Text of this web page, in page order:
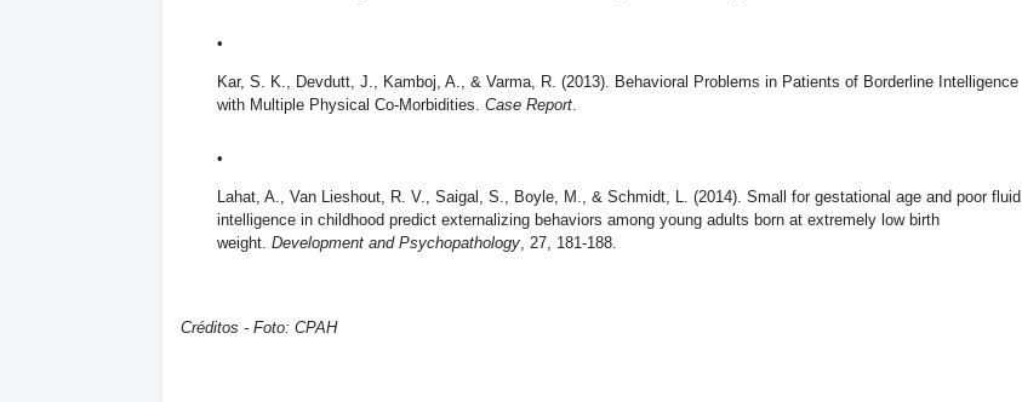
Kar, S. K., Devdutt, J., Kamboj, A., & Varma, R. (2013). Behavioral Problems in Patients of Borderline Intelligence
with Multiple Physical Co-Morbidities. Case Report
Lahat, A., Van Lieshout, R. V., Saigal, S., Boyle, M., & Schmidt, L. (2014). Small for gestational age and poor fluid
intelligence in childhood predict externalizing behaviors among young adults born at extremely low birth
weight. Development and Psychopathology , 27, 181-188.
Créditos - Foto: CPAH